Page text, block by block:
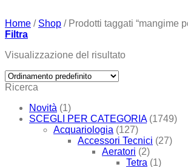
Home / Shop /Prodotti taggati “mangime
Filtra
Visualizzazione del risultato
Ricerca
Novità (1)
SCEGLI PER CATEGORIA (1749)
Acquariologia (127)
Accessori Tecnici (27)
Aeratori (2)
Tetra (1)